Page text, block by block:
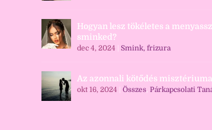
Hogyan lesz tökéletes a
sminked?
dec 4, 2024 Smink, frizura
Az azonnali kötődés misztériuma
okt 16, 2024 Összes, Párkapcsolati